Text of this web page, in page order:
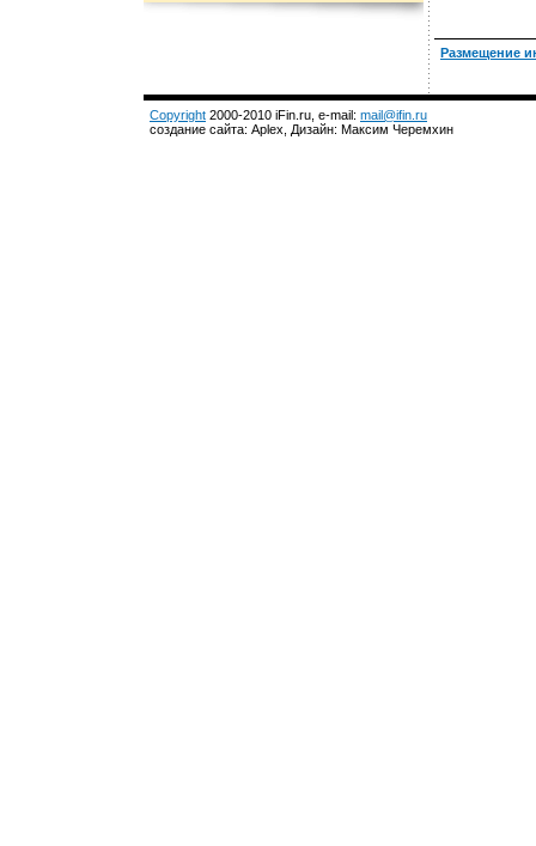
Размещение
Copyright 2000-2010 iFin.ru, e-mail: mail@ifin.ru
создание сайта: Aplex, Дизайн: Максим Черемхин